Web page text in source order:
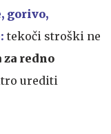
gorivo,
tekoči stroški ne
za redno
urediti